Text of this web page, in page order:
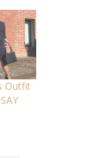
Outfit